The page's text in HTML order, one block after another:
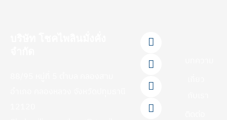
F
a
c
e
b
o
k
L
i
n
e
Y
o
u
t
u
b
T
i
k
t
o
k
I
n
s
t
a
g
a